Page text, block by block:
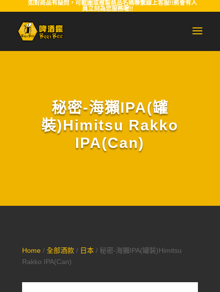
如對商品有疑問，可截圖或複製商品名稱聯繫線上客服!!將會有人
員立刻為您服務喔!!
秘密-海獺IPA(罐
裝)Himitsu Rakko
IPA(Can)
Home/ 全部酒款/ 日本/ 秘密-海獺IPA(罐裝)Himitsu
Rakko IPA(Can)